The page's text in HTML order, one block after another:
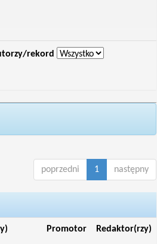
rekord
poprzedni 1 następny
Promotor Redaktor(rzy)